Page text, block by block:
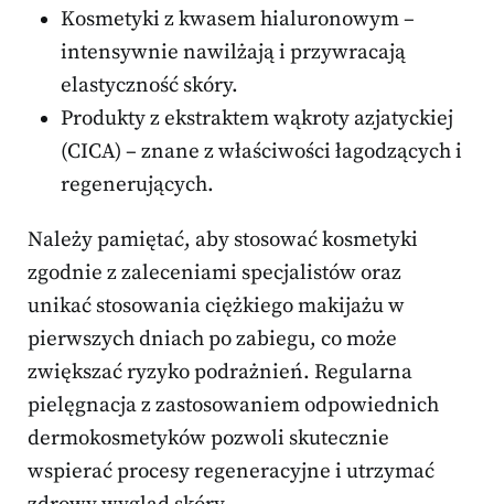
Kosmetyki z kwasem hialuronowym –
intensywnie nawilżają i przywracają
elastyczność skóry.
Produkty z ekstraktem wąkroty azjatyckiej
(CICA) – znane z właściwości łagodzących i
regenerujących.
Należy pamiętać, aby stosować kosmetyki
zgodnie z zaleceniami specjalistów oraz
unikać stosowania ciężkiego makijażu w
pierwszych dniach po zabiegu, co może
zwiększać ryzyko podrażnień. Regularna
pielęgnacja z zastosowaniem odpowiednich
dermokosmetyków pozwoli skutecznie
wspierać procesy regeneracyjne i utrzymać